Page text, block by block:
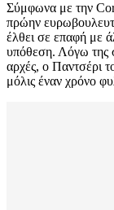
Σύμφωνα με την
πρώην
έλθει σε επαφή με
υπόθεση. Λόγω της
αρχές, ο Παντσέρι
μόλις έναν χρόνο